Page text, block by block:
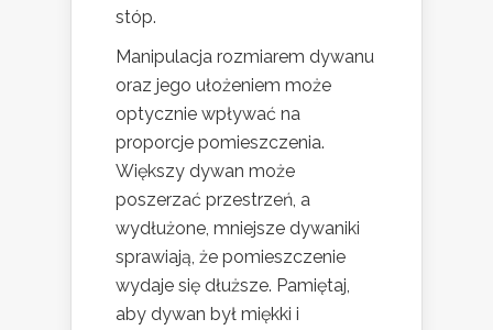
stóp.
Manipulacja rozmiarem dywanu
oraz jego ułożeniem może
optycznie wpływać na
proporcje pomieszczenia.
Większy dywan może
poszerzać przestrzeń, a
wydłużone, mniejsze dywaniki
sprawiają, że pomieszczenie
wydaje się dłuższe. Pamiętaj,
aby dywan był miękki i